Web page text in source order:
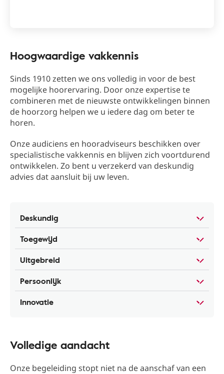
Hoogwaardige vakkennis
Sinds 1910 zetten we ons volledig in voor de best
mogelijke hoorervaring. Door onze expertise te
combineren met de nieuwste ontwikkelingen binnen
de hoorzorg helpen we u iedere dag om beter te
horen.
Onze audiciens en hooradviseurs beschikken over
specialistische vakkennis en blijven zich voortdurend
ontwikkelen. Zo bent u verzekerd van deskundig
advies dat aansluit bij uw leven.
Deskundig
Toegewijd
Uitgebreid
Persoonlijk
Innovatie
Volledige aandacht
Onze begeleiding stopt niet na de aanschaf van een